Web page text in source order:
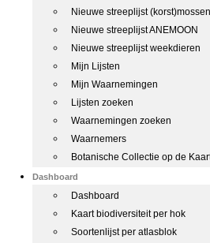
Nieuwe streeplijst (korst)mossen
Nieuwe streeplijst ANEMOON
Nieuwe streeplijst weekdieren
Mijn Lijsten
Mijn Waarnemingen
Lijsten zoeken
Waarnemingen zoeken
Waarnemers
Botanische Collectie op de
Dashboard
Dashboard
Kaart biodiversiteit per hok
Soortenlijst per atlasblok